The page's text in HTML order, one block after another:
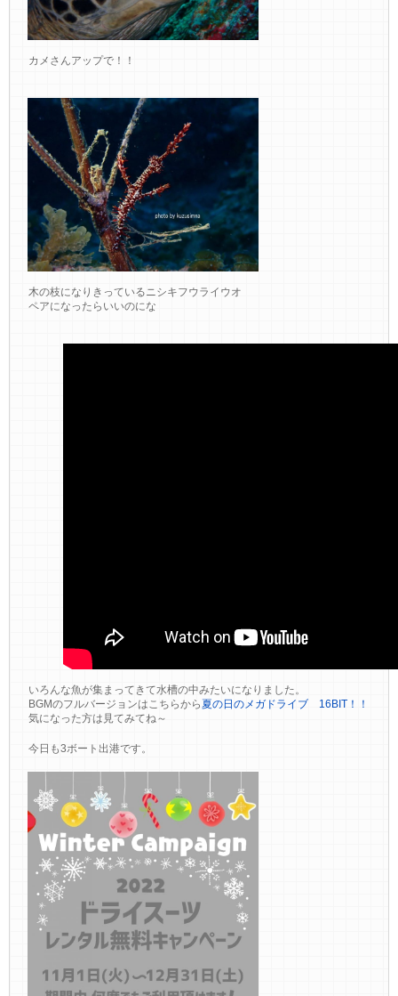
カメさんアップで！！
木の枝になりきっているニシキフウライウオ
ペアになったらいいのにな
いろんな魚が集まってきて水槽の中みたいになりました。
BGMのフルバージョンはこちらから夏の日のメガドライブ 16BIT！！
気になった方は見てみてね～
今日も3ボート出港です。